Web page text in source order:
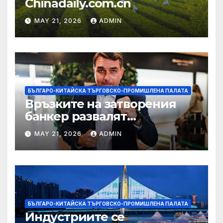
Chinadaily.com.cn
MAY 21, 2026 ADMIN
БЪЛГАРО-КИТАЙСКА ТЪРГОВСКО-ПРОМИШЛЕНА ПАЛАТА
Връзките на затворения
банкер развалят
надеждите на Флавио
Болсонаро за президент на
Бразилия
MAY 21, 2026 ADMIN
БЪЛГАРО-КИТАЙСКА ТЪРГОВСКО-ПРОМИШЛЕНА ПАЛАТА
Индустриите се